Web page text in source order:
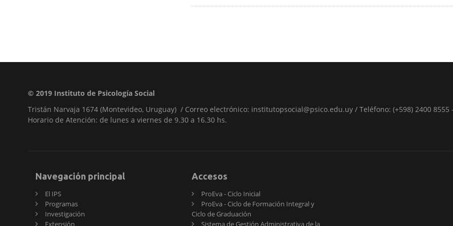
© 2019 Instituto de Psicología Social
Tristán Narvaja 1674 (Montevideo, Uruguay) / Correo electrónico: institutopsocial@psico.edu.uy / Teléfono: (+598) 2400 8555
Horario de Atención: de lunes a viernes de 9.30 a 16.30 hs.
Navegación principal
El IPS
Programas
Investigación
Extensión
Accesos
ProEva - Ciclo Inicial
ProEva - Ciclo de Formación Integral y
Ciclo de Graduación
Sistema de Gestión Administrativa de la